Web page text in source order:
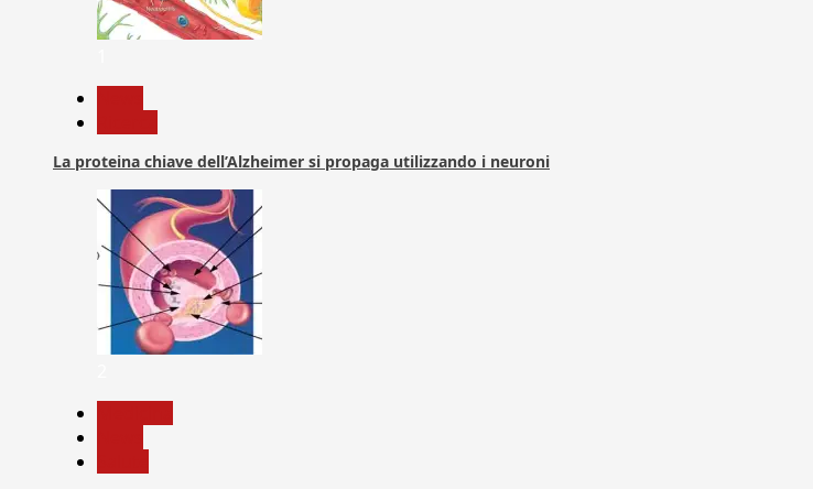
La proteina chiave dell’Alzheimer si propaga utilizzando i neuroni